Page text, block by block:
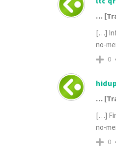
…
[…]
no-
0
…
[…]
no-
0